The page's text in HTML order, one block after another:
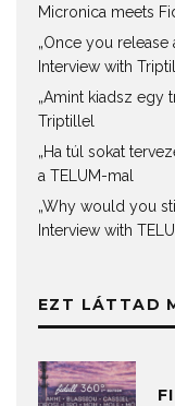
Micronica meets
„Once you release
Interview with Triptil
„Amint kiadsz egy
Triptillel
„Ha túl sokat
a TELUM-mal
„Why would you
Interview with
EZT LÁTTAD